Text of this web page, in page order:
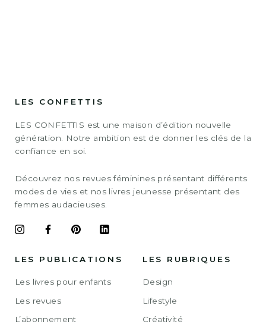
LES CONFETTIS
LES CONFETTIS est une maison d’édition nouvelle
génération. Notre ambition est de donner les clés de la
confiance en soi.
Découvrez nos revues féminines présentant différents
modes de vies et nos livres jeunesse présentant des
femmes audacieuses.
LES PUBLICATIONS
Les livres pour enfants
Les revues
L’abonnement
LES RUBRIQUES
Design
Lifestyle
Créativité